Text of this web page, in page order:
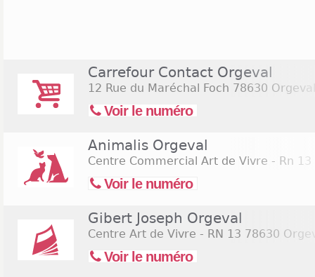
Carrefour Contact Orgeval
12 Rue du Maréchal Foch 78630 Orgeval
Voir le numéro
Animalis Orgeval
Centre Commercial Art de Vivre - Rn 13
Voir le numéro
Gibert Joseph Orgeval
Centre Art de Vivre - RN 13 78630
Voir le numéro